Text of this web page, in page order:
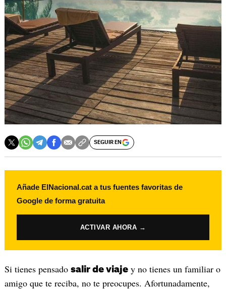
SEGUIR EN
Añade ElNacional.cat a tus fuentes favoritas de
Google de forma gratuita
ACTIVAR AHORA →
Si tienes pensado salir de viajey no tienes un familiar o
amigo que te reciba, no te preocupes. Afortunadamente,